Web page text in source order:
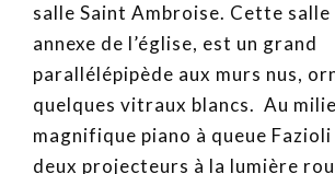
salle Saint Ambroise. Cette
annexe de l’église, est un grand
parallélépipède aux murs nus,
quelques vitraux blancs. Au
magnifique piano à queue
deux projecteurs à la lumière